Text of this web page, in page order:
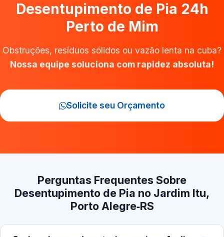
Desentupimento de Pia 24h
Perto de Mim
Obstruções, resíduos sólidos ou vazão lenta na cuba?
Nossa equipe soluciona com rapidez absoluta!
Solicite seu Orçamento
Perguntas Frequentes Sobre
Desentupimento de Pia no Jardim Itu,
Porto Alegre‑RS